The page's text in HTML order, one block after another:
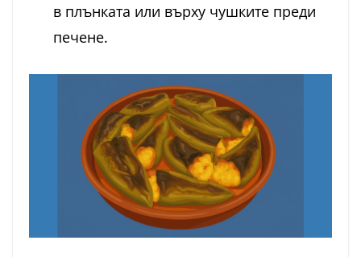
в плънката или върху чушките преди
печене.